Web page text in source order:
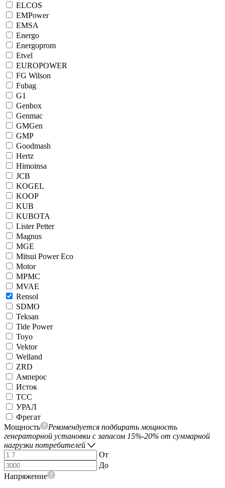
ELCOS
EMPower
EMSA
Energo
Energoprom
Etvel
EUROPOWER
FG Wilson
Fubag
G1
Genbox
Genmac
GMGen
GMP
Goodmash
Hertz
Himoinsa
JCB
KOGEL
KOOP
KUB
KUBOTA
Lister Petter
Magnus
MGE
Mitsui Power Eco
Motor
MPMC
MVAE
Rensol
SDMO
Teksan
Tide Power
Toyo
Vektor
Welland
ZRD
Амперос
Исток
ТСС
УРАЛ
Фрегат
Мощность
Рекомендуется подбирать мощность
генераторной установки с запасом 15%-20% от суммарной
нагрузки потребителей
От
До
Напряжение